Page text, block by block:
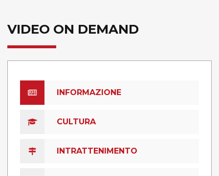
VIDEO ON DEMAND
INFORMAZIONE
CULTURA
INTRATTENIMENTO